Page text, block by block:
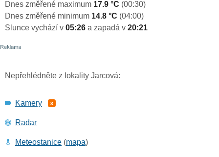
Dnes změřené maximum 17.9 °C (00:30)
Dnes změřené minimum 14.8 °C (04:00)
Slunce vychází v 05:26 a zapadá v 20:21
Nepřehlédněte z lokality Jarcová:
Kamery 3
Radar
Meteostanice (mapa)